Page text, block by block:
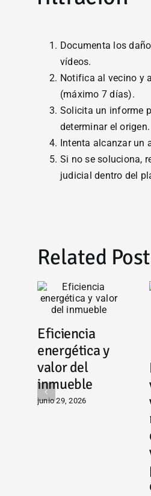
Documenta los
vídeos.
Notifica al vecino y
(máximo 7 días).
Solicita un informe
determinar el origen.
Intenta alcanzar un
Si no se soluciona,
judicial dentro del
Related
Eficiencia
energética y
valor del
inmueble
junio 29, 2026